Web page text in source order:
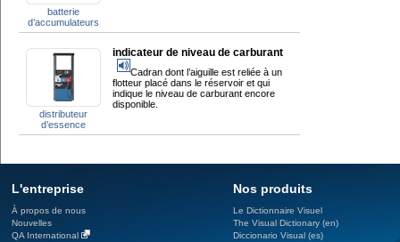
batterie
d’accumulateurs
distributeur
d’essence
indicateur de niveau de carburant
Cadran dont l’aiguille est reliée à un
flotteur placé dans le réservoir et qui
indique le niveau de carburant encore
disponible.
L'entreprise
À propos de nous
Nouvelles
QA International
Nos produits
Le Dictionnaire Visuel
The Visual Dictionary (en)
Diccionario Visual (es)